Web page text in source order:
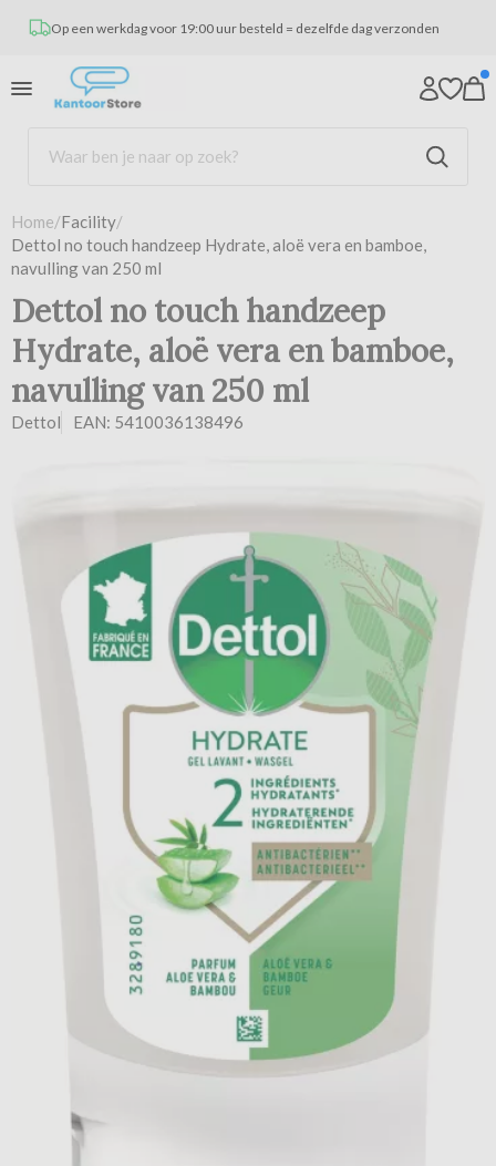
Op een werkdag voor 19:00 uur besteld = dezelfde dag verzonden
Home/Facility/
Dettol no touch handzeep Hydrate, aloë vera en bamboe,
navulling van 250 ml
Dettol no touch handzeep
Hydrate, aloë vera en bamboe,
navulling van 250 ml
Dettol EAN: 5410036138496